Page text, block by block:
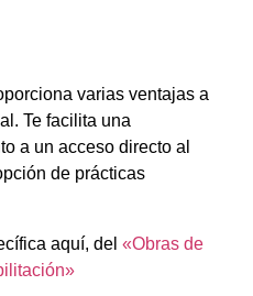
varias ventajas a
Te facilita una
a un acceso directo al
de prácticas
aquí, del «Obras de